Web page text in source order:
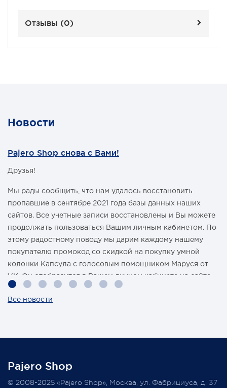
Отзывы (0)
Новости
Pajero Shop снова с Вами!
Друзья!
Мы рады сообщить, что нам удалось восстановить
пропавшие в сентябре 2021 года базы данных наших
сайтов. Все учетные записи восстановлены и Вы можете
продолжать пользоваться Вашим личным кабинетом. По
этому радостному поводу мы дарим каждому нашему
покупателю промокод со скидкой на покупку умной
колонки Капсула с голосовым помощником Маруся от
VK. Он отобразится в Вашем личном кабинете на сайте
магазина Pajero Shop 14 февраля.
Всегда Ваш, Pajero Shop
3 февраля 2022
Все новости
Pajero Shop
© 2008-2025 «Pajero Shop», Москва, ул. Фабрициуса, д. 37